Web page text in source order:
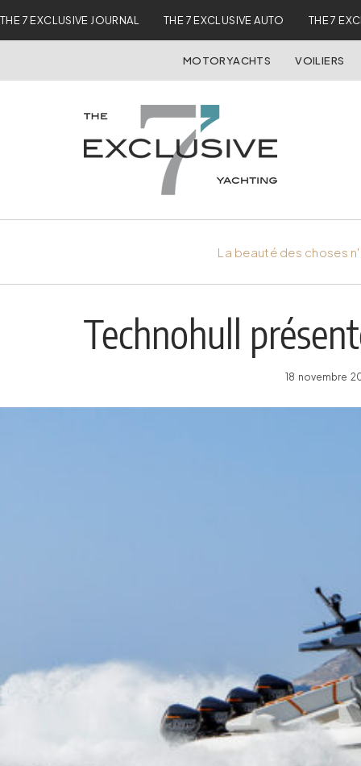
THE 7 EXCLUSIVE JOURNAL THE 7 EXCLUSIVE AUTO THE 7
MOTORYACHTS VOILIERS
La beauté des choses
Technohull
18 novembre